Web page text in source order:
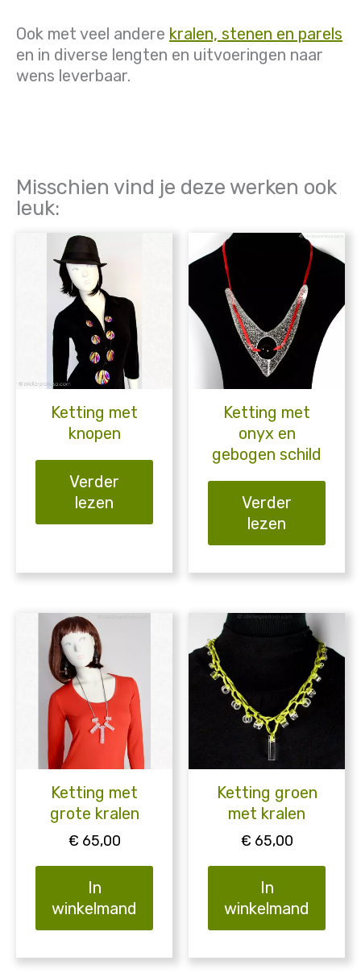
Ook met veel andere kralen, stenen en parels
en in diverse lengten en uitvoeringen naar
wens leverbaar.
Misschien vind je deze werken ook
leuk:
Ketting met
knopen
Verder
lezen
Ketting met
onyx en
gebogen schild
Verder
lezen
Ketting met
grote kralen
€ 65,00
In
winkelmand
Ketting groen
met kralen
€ 65,00
In
winkelmand